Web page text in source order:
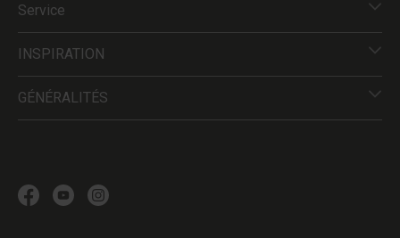
Service
INSPIRATION
GÉNÉRALITÉS